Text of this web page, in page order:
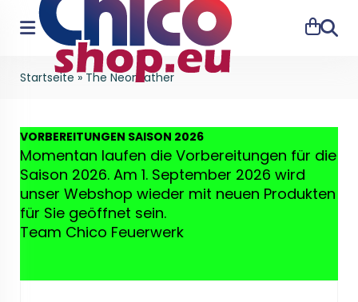
Suche
Startseite »The Neonfather
VORBEREITUNGEN SAISON 2026
Momentan laufen die Vorbereitungen für die
Saison 2026. Am 1. September 2026 wird
unser Webshop wieder mit neuen Produkten
für Sie geöffnet sein.
Team Chico Feuerwerk